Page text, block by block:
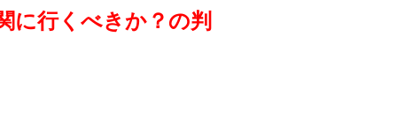
に行くべきか？の判